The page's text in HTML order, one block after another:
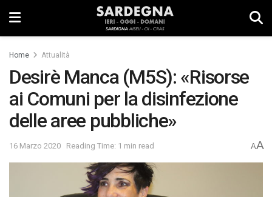
Home Attualità
Desirè Manca (M5S): «Risorse
ai Comuni per la disinfezione
delle aree pubbliche»
16 Marzo 2020 Reading Time: 1 min read AA